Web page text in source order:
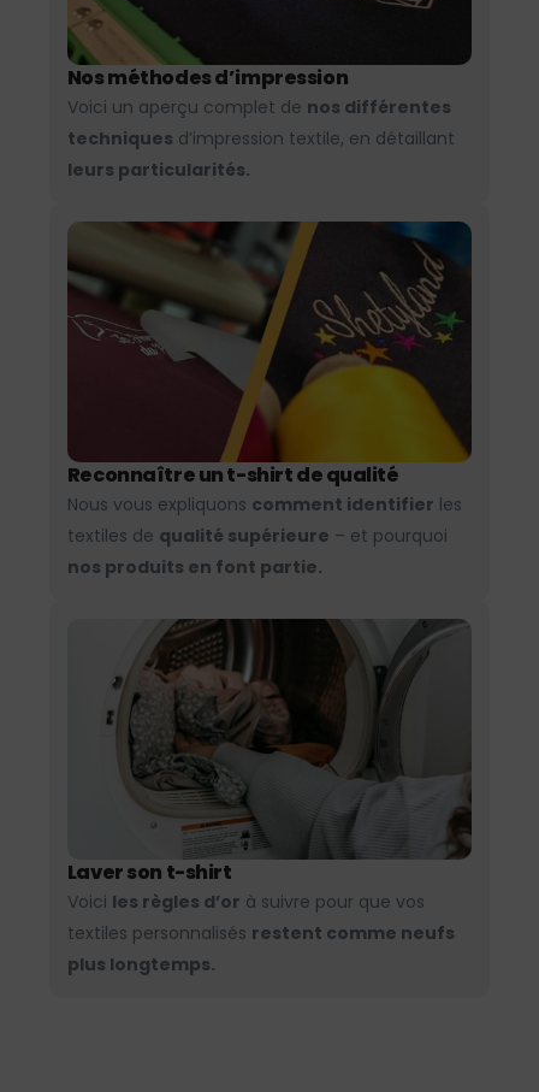
Nos méthodes d’impression
Voici un aperçu complet de nos différentes
techniques d’impression textile, en détaillant
leurs particularités.
Reconnaître un t-shirt de qualité
Nous vous expliquons comment identifier les
textiles de qualité supérieure – et pourquoi
nos produits en font partie.
Laver son t-shirt
Voici les règles d’or à suivre pour que vos
textiles personnalisés restent comme neufs
plus longtemps.